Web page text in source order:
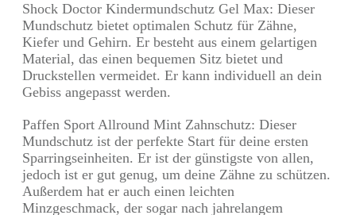
Shock Doctor Kindermundschutz Gel Max: Dieser
Mundschutz bietet optimalen Schutz für Zähne,
Kiefer und Gehirn. Er besteht aus einem gelartigen
Material, das einen bequemen Sitz bietet und
Druckstellen vermeidet. Er kann individuell an dein
Gebiss angepasst werden.
Paffen Sport Allround Mint Zahnschutz: Dieser
Mundschutz ist der perfekte Start für deine ersten
Sparringseinheiten. Er ist der günstigste von allen,
jedoch ist er gut genug, um deine Zähne zu schützen.
Außerdem hat er auch einen leichten
Minzgeschmack, der sogar nach jahrelangem